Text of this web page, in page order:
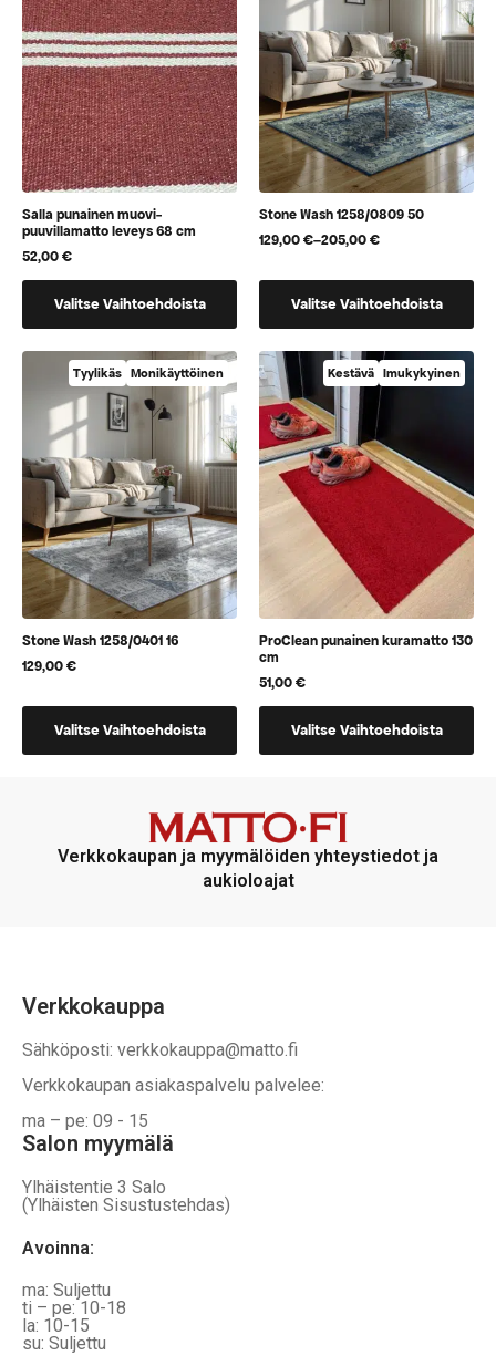
tehdä
valinnat
tuotteen
sivulla.
tehdä
valinnat
tuotteen
sivulla.
Salla punainen muovi-
puuvillamatto leveys 68 cm
52,00€
Valitse Vaihtoehdoista
tuotteella
vaihtoehtoja,
voidaan
valita
tuotteen
sivulla
Stone Wash 1258/0809 50
129,00€–205,00€
Hintaluokka:
-
205,00 €Valitse Vaihtoehdoista
tuotteella
useampi
muunnelma.
Voit
tehdä
valinnat
tuotteen
sivulla.
Tyylikäs Monikäyttöinen
Stone Wash 1258/0401 16
129,00€
Valitse Vaihtoehdoista
Kestävä Imukykyinen
ProClean punainen kuramatto 130
cm
51,00€
Valitse Vaihtoehdoista
jotka
voidaan
valita
tuotteen
Verkkokaupan ja myymälöiden yhteystiedot ja
aukioloajat
Verkkokauppa
Sähköposti: verkkokauppa@matto.fi
Verkkokaupan asiakaspalvelu palvelee:
ma – pe: 09 - 15
Salon myymälä
Ylhäistentie 3 Salo
(Ylhäisten Sisustustehdas)
Avoinna:
ma: Suljettu
ti – pe: 10-18
la: 10-15
su: Suljettu